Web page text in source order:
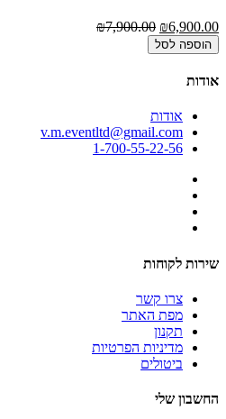
₪6,900.00
₪7,900.00
הוספה לסל
אודות
אודות
v.m.eventltd@gmail.com
1-700-55-22-56
שירות לקוחות
צרו קשר
מפת האתר
תקנון
מדיניות הפרטיות
ביטולים
החשבון שלי